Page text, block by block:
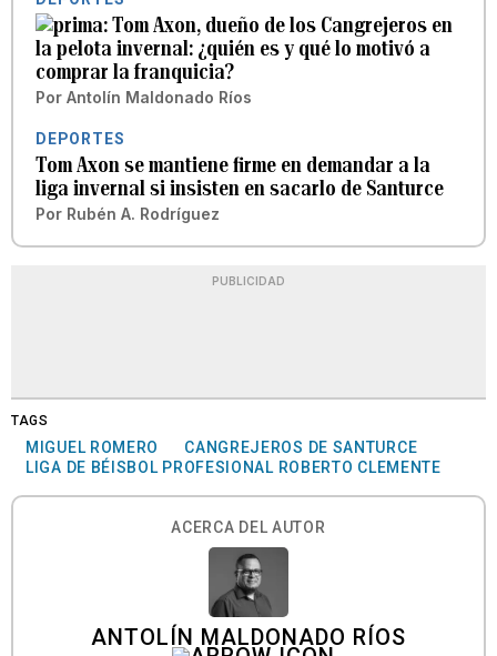
Tom Axon, dueño de los Cangrejeros en
la pelota invernal: ¿quién es y qué lo motivó a
comprar la franquicia?
Por Antolín Maldonado Ríos
DEPORTES
Tom Axon se mantiene firme en demandar a la
liga invernal si insisten en sacarlo de Santurce
Por Rubén A. Rodríguez
PUBLICIDAD
TAGS
MIGUEL ROMERO
CANGREJEROS DE SANTURCE
LIGA DE BÉISBOL PROFESIONAL ROBERTO CLEMENTE
ACERCA DEL AUTOR
ANTOLÍN MALDONADO RÍOS